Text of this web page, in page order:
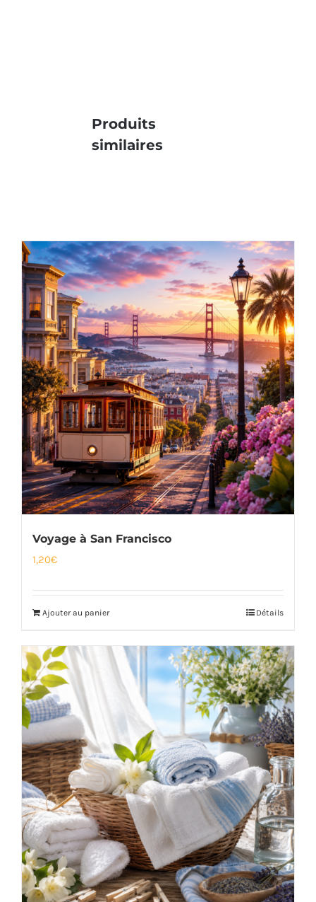
Produits
similaires
Voyage à San Francisco
1,20€
Ajouter au panier Détails